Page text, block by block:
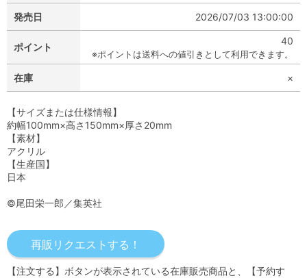
発売日 2026/07/03 13:00:00
ポイント
40
※ポイントは送料への値引きとして利用できます。
在庫 ×
【サイズまたは仕様情報】
約幅100mm×高さ150mm×厚さ20mm
【素材】
アクリル
【生産国】
日本
©尾田栄一郎／集英社
【注文する】ボタンが表示されている在庫販売商品と、【予約す